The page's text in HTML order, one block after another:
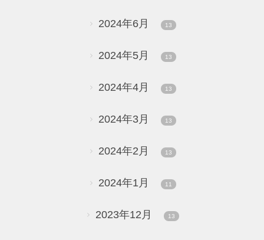
2024年6月 13
2024年5月 13
2024年4月 13
2024年3月 13
2024年2月 13
2024年1月 11
2023年12月 13